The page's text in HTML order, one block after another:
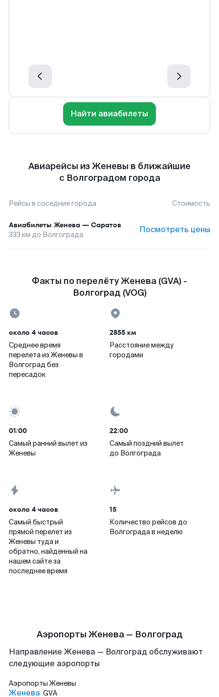
Найти авиабилеты
Авиарейсы из Женевы в ближайшие
с Волгоградом города
Рейсы в соседние города Стоимость
Авиабилеты Женева — Саратов
333 км до Волгограда Посмотреть цены
Факты по перелёту Женева (GVA) -
Волгоград (VOG)
около 4 часов
Среднее время
перелета из Женевы в
Волгоград без
пересадок
2855 км
Расстояние между
городами
01:00
Самый ранний вылет из
Женевы
22:00
Самый поздний вылет
до Волгограда
около 4 часов
Самый быстрый
прямой перелет из
Женевы туда и
обратно, найденный на
нашем сайте за
последнее время
15
Количество рейсов до
Волгограда в неделю
Аэропорты Женева — Волгоград
Направление Женева — Волгоград обслуживают
следующие аэропорты
Аэропорты Женевы
Женева GVA